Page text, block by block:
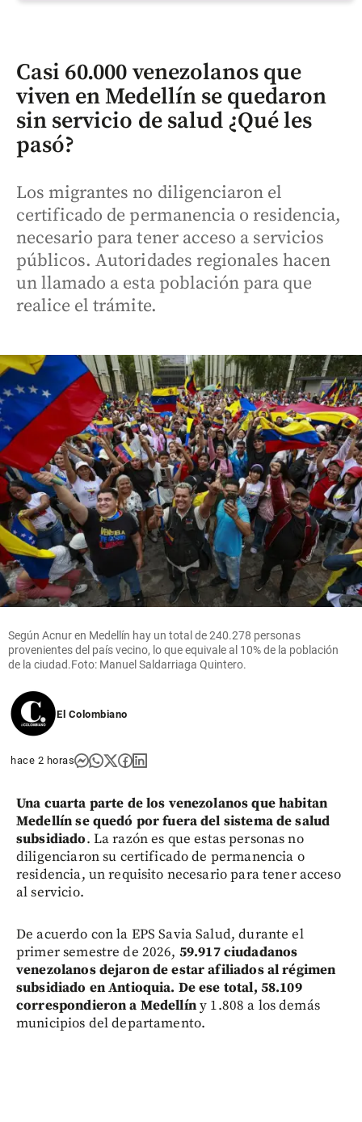
Casi 60.000 venezolanos que
viven en Medellín se quedaron
sin servicio de salud ¿Qué les
pasó?
Los migrantes no diligenciaron el
certificado de permanencia o residencia,
necesario para tener acceso a servicios
públicos. Autoridades regionales hacen
un llamado a esta población para que
realice el trámite.
Según Acnur en Medellín hay un total de 240.278 personas
provenientes del país vecino, lo que equivale al 10% de la población
de la ciudad.Foto: Manuel Saldarriaga Quintero.
El Colombiano
hace 2 horas
Una cuarta parte de los venezolanos que habitan
Medellín se quedó por fuera del sistema de salud
subsidiado. La razón es que estas personas no
diligenciaron su certificado de permanencia o
residencia, un requisito necesario para tener acceso
al servicio.
De acuerdo con la EPS Savia Salud, durante el
primer semestre de 2026, 59.917 ciudadanos
venezolanos dejaron de estar afiliados al régimen
subsidiado en Antioquia. De ese total, 58.109
correspondieron a Medellíny 1.808 a los demás
municipios del departamento.